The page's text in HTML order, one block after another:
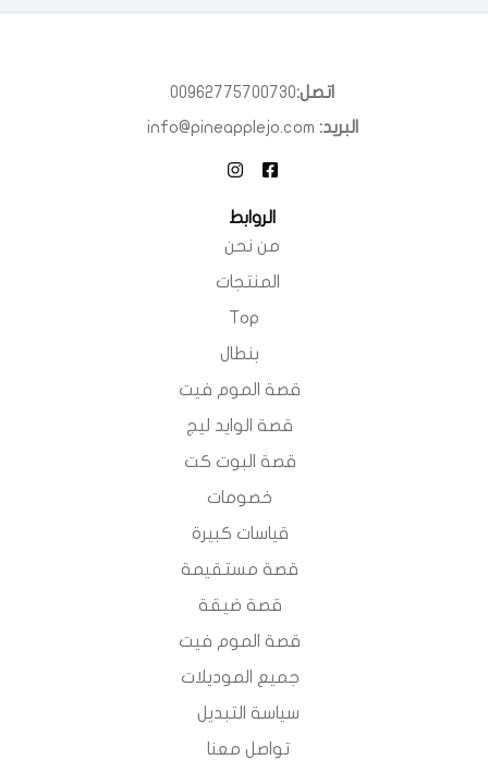
اتصل:00962775700730
البريد:
الروابط
من نحن
المنتجات
Top
بنطال
قصة الموم فيت
قصة الوايد ليج
قصة البوت كت
خصومات
قياسات كبيرة
قصة مستقيمة
قصة ضيقة
قصة الموم فيت
جميع الموديلات
سياسة التبديل
تواصل معنا